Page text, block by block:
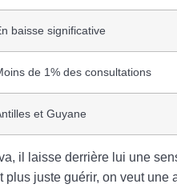
baisse significative
de 1% des consultations
et Guyane
il laisse derrière lui une
juste guérir, on veut